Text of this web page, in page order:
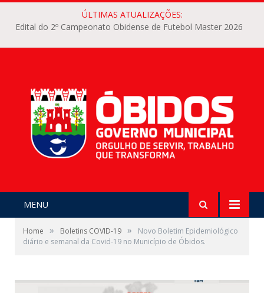
ÚLTIMAS ATUALIZAÇÕES:
Edital do 2º Campeonato Obidense de Futebol Master 2026
MENU
Home » Boletins COVID-19 »
Novo Boletim Epidemiológico
diário e semanal da Covid-19 no Município de Óbidos.